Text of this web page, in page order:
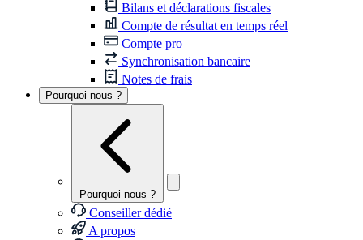
Bilans et déclarations fiscales
Compte de résultat en temps réel
Compte pro
Synchronisation bancaire
Notes de frais
Pourquoi nous ?
Pourquoi nous ?
Conseiller dédié
A propos